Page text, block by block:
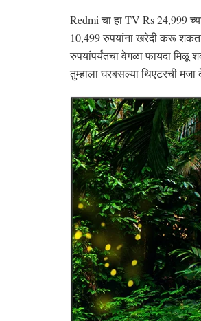
Redmi चा हा TV Rs 24,999
10,499 रुपयांना खरेदी करू
रुपयांपर्यंतचा वेगळा फायदा मिळू
तुम्हाला घरबसल्या थिएटरची